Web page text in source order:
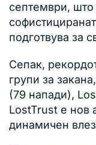
септември,
подготвува за
Сепак,
групи за
(79 напади),
LostTrust е нов
динамичен